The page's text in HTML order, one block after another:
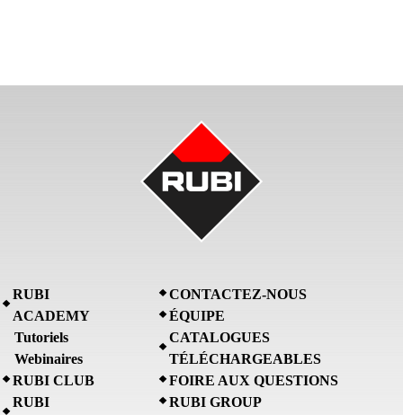
RUBI
ACADEMY
Tutoriels
Webinaires
RUBI CLUB
RUBI
CONTACTEZ-NOUS
ÉQUIPE
CATALOGUES
TÉLÉCHARGEABLES
FOIRE AUX QUESTIONS
RUBI GROUP